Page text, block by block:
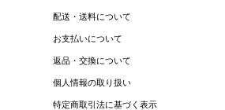
配送・送料について
お支払いについて
返品・交換について
個人情報の取り扱い
特定商取引法に基づく表示